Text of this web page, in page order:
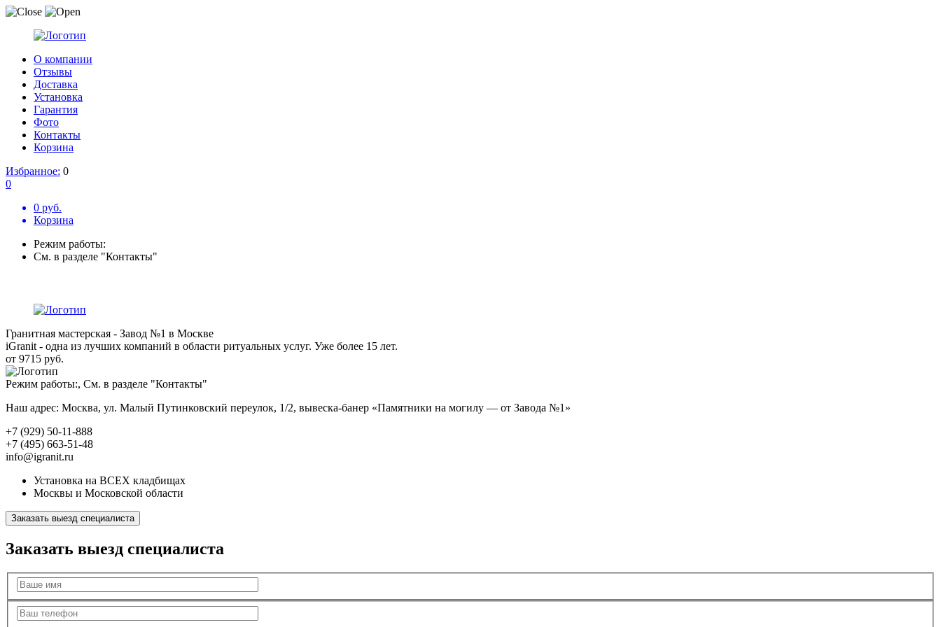
О компании
Отзывы
Доставка
Установка
Гарантия
Фото
Контакты
Корзина
Избранное: 0
0
0 руб.
Корзина
Режим работы:
См. в разделе "Контакты"
Гранитная мастерская - Завод №1 в Москве
iGranit - одна из лучших компаний в области ритуальных услуг. Уже более 15 лет.
от 9715 руб.
Режим работы:, См. в разделе "Контакты"
Наш адрес: Москва, ул. Малый Путинковский переулок, 1/2, вывеска-банер «Памятники на могилу — от Завода №1»
+7 (929) 50-11-888
+7 (495) 663-51-48
info@igranit.ru
Установка на ВСЕХ кладбищах
Москвы и Московской области
Заказать выезд специалиста
Заказать выезд специалиста